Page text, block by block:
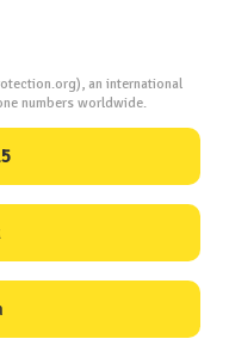
an international
numbers worldwide.